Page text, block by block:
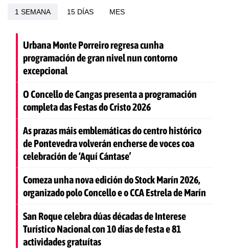
1 SEMANA 15 DÍAS MES
Urbana Monte Porreiro regresa cunha
programación de gran nivel nun contorno
excepcional
O Concello de Cangas presenta a programación
completa das Festas do Cristo 2026
As prazas máis emblemáticas do centro histórico
de Pontevedra volverán encherse de voces coa
celebración de ‘Aquí Cántase’
Comeza unha nova edición do Stock Marín 2026,
organizado polo Concello e o CCA Estrela de Marín
San Roque celebra dúas décadas de Interese
Turístico Nacional con 10 días de festa e 81
actividades gratuítas